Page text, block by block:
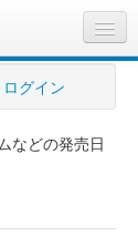
ログイン
などの発売日